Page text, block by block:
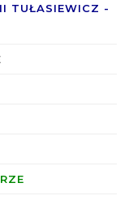
TUŁASIEWICZ -